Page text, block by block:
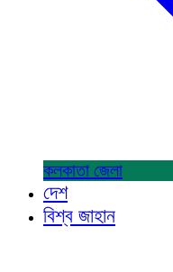
কলকাতা জেলা
দেশ
বিশ্ব জাহান